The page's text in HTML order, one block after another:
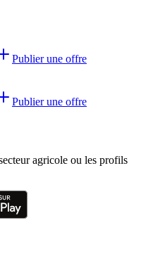
Publier une offre
Publier une offre
agricole ou les profils